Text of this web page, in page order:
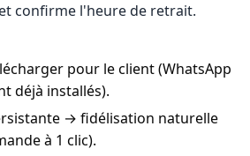
confirme l'heure de retrait.
pour le client (WhatsApp
déjà installés).
→ fidélisation naturelle
à 1 clic).